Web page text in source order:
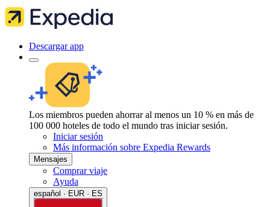
Descargar app
Los miembros pueden ahorrar al menos un 10 % en más de
100 000 hoteles de todo el mundo tras iniciar sesión.
Iniciar sesión
Más información sobre Expedia Rewards
Mensajes
Comprar viaje
Ayuda
español · EUR · ES